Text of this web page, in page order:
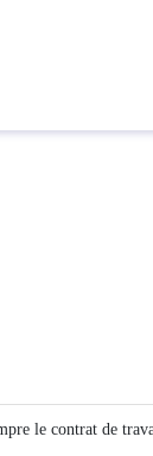
le contrat de